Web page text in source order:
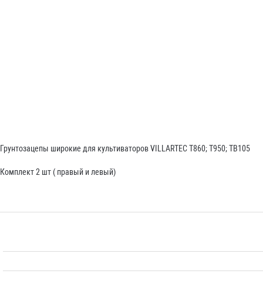
Грунтозацепы широкие для культиваторов VILLARTEC T860; T950; TB105
Комплект 2 шт ( правый и левый)